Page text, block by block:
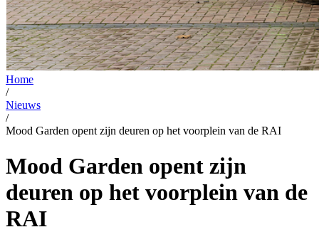
Home
/
Nieuws
/
Mood Garden opent zijn deuren op het voorplein van de RAI
Mood Garden opent zijn
deuren op het voorplein van de
RAI